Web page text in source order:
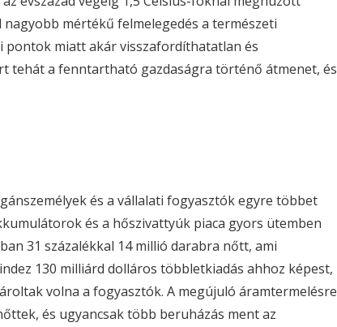
mértékű felmelegedés a természeti
miatt akár visszafordíthatatlan és
tehát a fenntartható gazdaságra történő átmenet, és
és a vállalati fogyasztók egyre többet
és a hőszivattyúk piaca gyors ütemben
31 százalékkal 14 millió darabra nőtt, ami
130 milliárd dolláros többletkiadás ahhoz képest,
volna a fogyasztók. A megújuló áramtermelésre
és ugyancsak több beruházás ment az